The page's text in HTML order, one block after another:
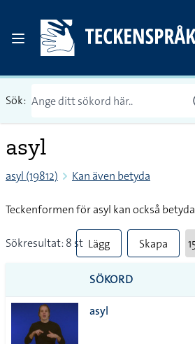
Sök:
asyl
asyl (19812) Kan även betyda
Teckenformen för asyl kan också betyda
Sökresultat: 8 st Lägg
till
alla i
Skapa
SÖKORD
asyl